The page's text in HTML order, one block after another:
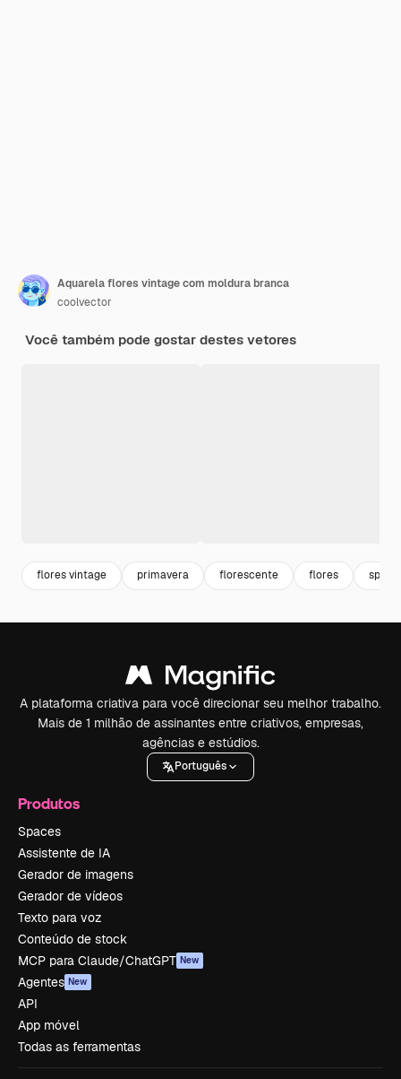
Aquarela flores vintage com moldura branca
coolvector
Você também pode gostar destes vetores
flores vintage primavera florescente flores spring
A plataforma criativa para você direcionar seu melhor trabalho.
Mais de 1 milhão de assinantes entre criativos, empresas,
agências e estúdios.
Português
Produtos
Spaces
Assistente de IA
Gerador de imagens
Gerador de vídeos
Texto para voz
Conteúdo de stock
MCP para Claude/ChatGPT New
Agentes New
API
App móvel
Todas as ferramentas